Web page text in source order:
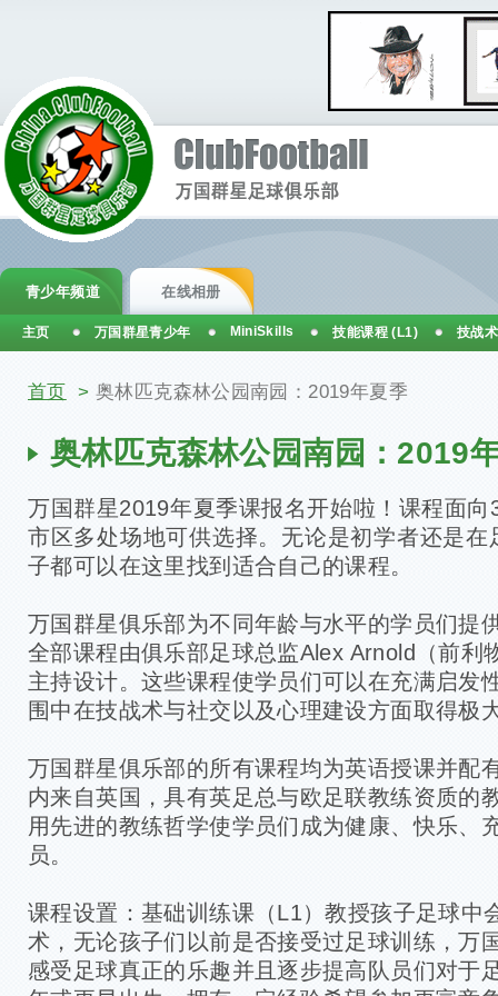
你在这里
首页 > 奥林匹克森林公园南园：2019年夏季
奥林匹克森林公园南园：2019
万国群星2019年夏季课报名开始啦！课程面
市区多处场地可供选择。无论是初学者还是
子都可以在这里找到适合自己的课程。
万国群星俱乐部为不同年龄与水平的学员们提
全部课程由俱乐部足球总监Alex Arnold（前利
主持设计。这些课程使学员们可以在充满启发
围中在技战术与社交以及心理建设方面取得极
万国群星俱乐部的所有课程均为英语授课并配
内来自英国，具有英足总与欧足联教练资质的
用先进的教练哲学使学员们成为健康、快乐、
员。
课程设置：基础训练课（L1）教授孩子足球中
术，无论孩子们以前是否接受过足球训练，万
感受足球真正的乐趣并且逐步提高队员们对于
青少年频道 在线相册
主页 万国群星青少年 MiniSkills 技能课程 (L1) 技战